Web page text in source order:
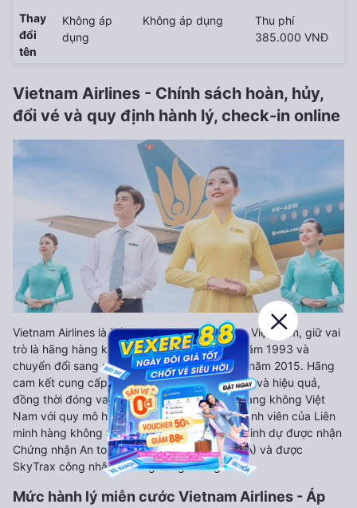
Thay
đổi
tên
Không áp
dụng
Không áp dụng
Thu phí
385.000 VNĐ
Vietnam Airlines - Chính sách hoàn, hủy,
đổi vé và quy định hành lý, check-in online
Vietnam Airlines là Tổng Công ty Hàng không Việt Nam, giữ vai
trò là hãng hàng không quốc gia, thành lập năm 1993 và
chuyển đổi sang mô hình công ty cổ phần từ năm 2015. Hãng
cam kết cung cấp dịch vụ chất lượng, an toàn và hiệu quả,
đồng thời đóng vai trò chủ lực trong ngành hàng không Việt
Nam với quy mô hoạt động toàn cầu và là thành viên của Liên
minh hàng không Skyteam. Vietnam Airlines vinh dự được nhận
Chứng nhận An toàn khai thác của IATA (IOSA) và được
SkyTrax công nhận là hãng hàng không 4 sao.
Mức hành lý miễn cước Vietnam Airlines - Áp